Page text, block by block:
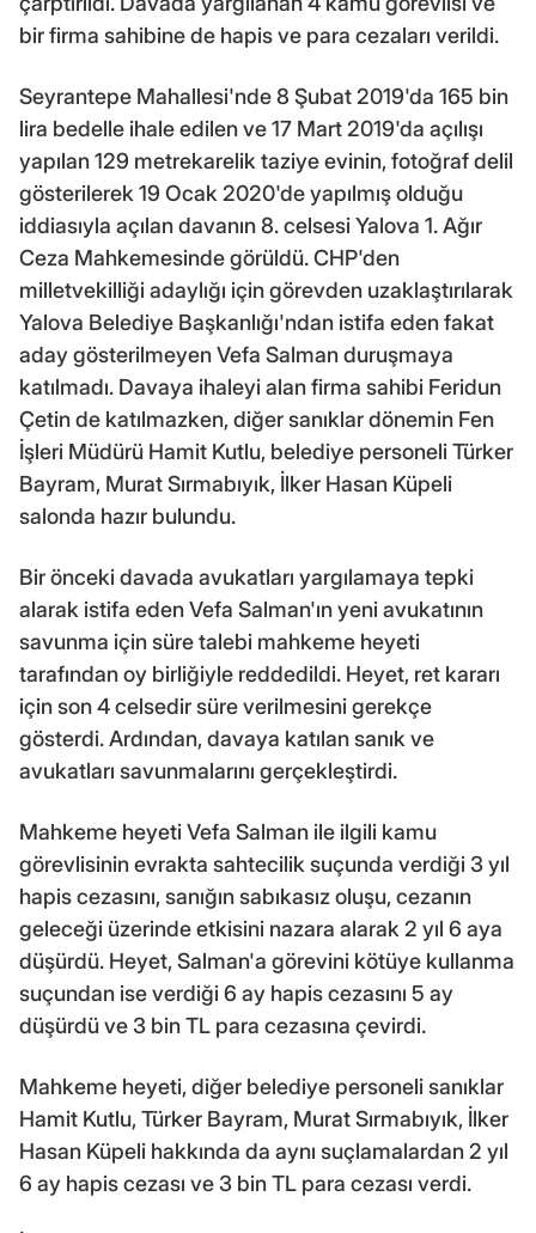
bir firma sahibine de hapis ve para cezaları verildi.
Seyrantepe Mahallesi'nde 8 Şubat 2019'da 165 bin
lira bedelle ihale edilen ve 17 Mart 2019'da açılışı
yapılan 129 metrekarelik taziye evinin, fotoğraf delil
gösterilerek 19 Ocak 2020'de yapılmış olduğu
iddiasıyla açılan davanın 8. celsesi Yalova 1. Ağır
Ceza Mahkemesinde görüldü. CHP'den
milletvekilliği adaylığı için görevden uzaklaştırılarak
Yalova Belediye Başkanlığı'ndan istifa eden fakat
aday gösterilmeyen Vefa Salman duruşmaya
katılmadı. Davaya ihaleyi alan firma sahibi Feridun
Çetin de katılmazken, diğer sanıklar dönemin Fen
İşleri Müdürü Hamit Kutlu, belediye personeli Türker
Bayram, Murat Sırmabıyık, İlker Hasan Küpeli
salonda hazır bulundu.
Bir önceki davada avukatları yargılamaya tepki
alarak istifa eden Vefa Salman'ın yeni avukatının
savunma için süre talebi mahkeme heyeti
tarafından oy birliğiyle reddedildi. Heyet, ret kararı
için son 4 celsedir süre verilmesini gerekçe
gösterdi. Ardından, davaya katılan sanık ve
avukatları savunmalarını gerçekleştirdi.
Mahkeme heyeti Vefa Salman ile ilgili kamu
görevlisinin evrakta sahtecilik suçunda verdiği 3 yıl
hapis cezasını, sanığın sabıkasız oluşu, cezanın
geleceği üzerinde etkisini nazara alarak 2 yıl 6 aya
düşürdü. Heyet, Salman'a görevini kötüye kullanma
suçundan ise verdiği 6 ay hapis cezasını 5 ay
düşürdü ve 3 bin TL para cezasına çevirdi.
Mahkeme heyeti, diğer belediye personeli sanıklar
Hamit Kutlu, Türker Bayram, Murat Sırmabıyık, İlker
Hasan Küpeli hakkında da aynı suçlamalardan 2 yıl
6 ay hapis cezası ve 3 bin TL para cezası verdi.